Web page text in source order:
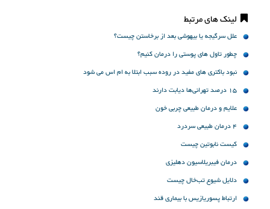
لینک های مرتبط
علل سرگیجه‌ یا بیهوشی بعد از برخاستن چیست؟
چطور تاول های پوستی را درمان کنیم؟
نبود باکتری های مفید در روده سبب ابتلا به ام اس می شود
15 درصد تهرانی‌ها دیابت دارند
علایم و درمان طبیعی چربی خون
4 درمان طبیعی سردرد
کیست نابوتین چیست
درمان فیبریلاسیون دهلیزی
دلایل شیوع تب‌خال چیست
ارتباط پسوریازیس با بیماری قند